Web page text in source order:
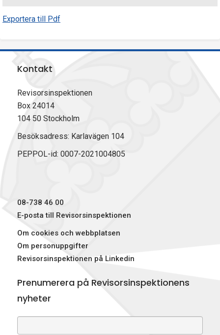
n
e
Exportera till Pdf
Kontakt
Revisorsinspektionen
Box 24014
104 50 Stockholm
Besöksadress: Karlavägen 104
PEPPOL-id: 0007-2021004805
08-738 46 00
E-posta till Revisorsinspektionen
Om cookies och webbplatsen
Om personuppgifter
Revisorsinspektionen på Linkedin
Prenumerera på Revisorsinspektionens
nyheter